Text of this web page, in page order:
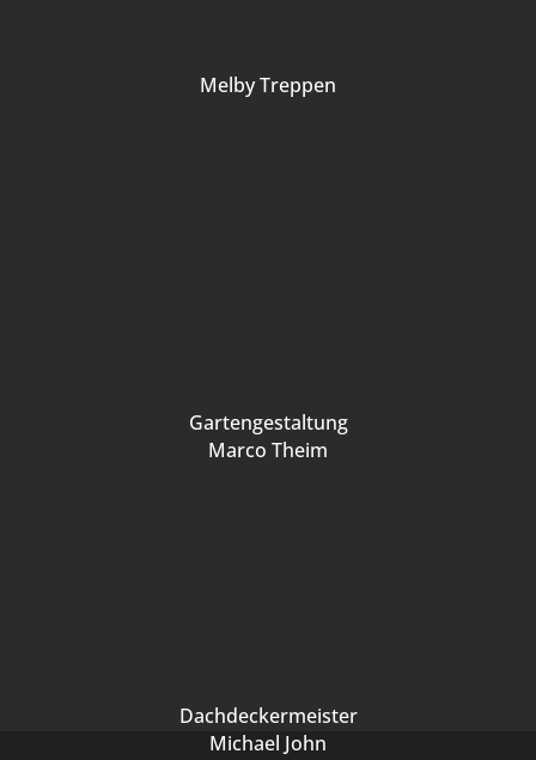
Melby Treppen
Gartengestaltung
Marco Theim
Dachdeckermeister
Michael John